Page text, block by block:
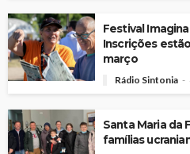
Festival
Inscrições
março
Rádio Sintonia
Santa Maria da
famílias